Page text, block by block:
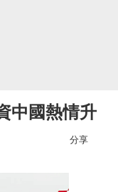
中國熱情升
分享